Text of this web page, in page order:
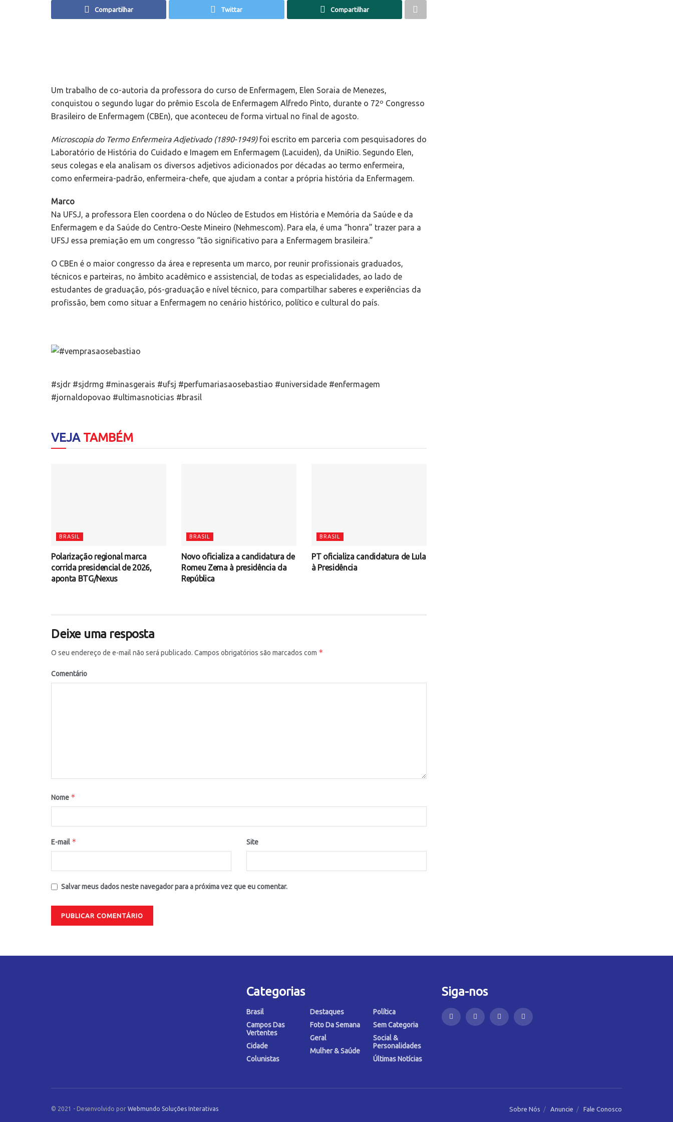
Compartilhar Twittar Compartilhar
Um trabalho de co-autoria da professora do curso de Enfermagem, Elen Soraia de Menezes,
conquistou o segundo lugar do prêmio Escola de Enfermagem Alfredo Pinto, durante o 72º Congresso
Brasileiro de Enfermagem (CBEn), que aconteceu de forma virtual no final de agosto.
Microscopia do Termo Enfermeira Adjetivado (1890-1949)foi escrito em parceria com pesquisadores do
Laboratório de História do Cuidado e Imagem em Enfermagem (Lacuiden), da UniRio. Segundo Elen,
seus colegas e ela analisam os diversos adjetivos adicionados por décadas ao termo enfermeira,
como enfermeira-padrão, enfermeira-chefe, que ajudam a contar a própria história da Enfermagem.
Marco
Na UFSJ, a professora Elen coordena o do Núcleo de Estudos em História e Memória da Saúde e da
Enfermagem e da Saúde do Centro-Oeste Mineiro (Nehmescom). Para ela, é uma “honra” trazer para a
UFSJ essa premiação em um congresso “tão significativo para a Enfermagem brasileira.”
O CBEn é o maior congresso da área e representa um marco, por reunir profissionais graduados,
técnicos e parteiras, no âmbito acadêmico e assistencial, de todas as especialidades, ao lado de
estudantes de graduação, pós-graduação e nível técnico, para compartilhar saberes e experiências da
profissão, bem como situar a Enfermagem no cenário histórico, político e cultural do país.
#sjdr #sjdrmg #minasgerais #ufsj #perfumariasaosebastiao #universidade #enfermagem
#jornaldopovao #ultimasnoticias #brasil
VEJATAMBÉM
BRASIL
Polarização regional marca
corrida presidencial de 2026,
aponta BTG/Nexus
BRASIL
Novo oficializa a candidatura de
Romeu Zema à presidência da
República
BRASIL
PT oficializa candidatura de Lula
à Presidência
Deixe uma resposta
O seu endereço de e-mail não será publicado. Campos obrigatórios são marcados com *
Comentário
Nome *
E-mail * Site
Salvar meus dados neste navegador para a próxima vez que eu comentar.
Categorias
Brasil
Campos Das
Vertentes
Cidade
Colunistas
Destaques
Foto Da Semana
Geral
Mulher & Saúde
Política
Sem Categoria
Social &
Personalidades
Últimas Notícias
Siga-nos
Sobre Nós Anuncie Fale Conosco
© 2021 - Desenvolvido por Webmundo Soluções Interativas